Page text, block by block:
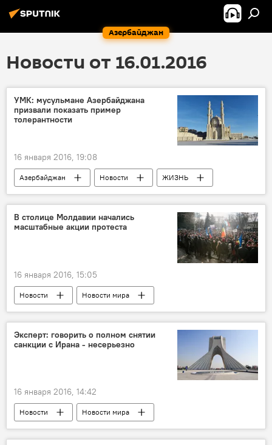
Азербайджан
Новости от 16.01.2016
УМК: мусульмане Азербайджана
призвали показать пример
толерантности
16 января 2016, 19:08
Азербайджан Новости ЖИЗНЬ
В столице Молдавии начались
масштабные акции протеста
16 января 2016, 15:05
Новости Новости мира
Эксперт: говорить о полном снятии
санкции с Ирана - несерьезно
16 января 2016, 14:42
Новости Новости мира